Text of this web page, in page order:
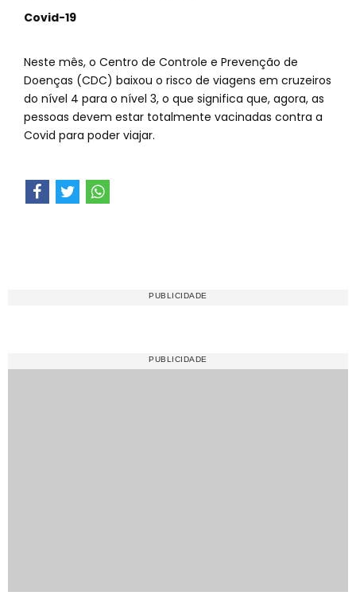
Covid-19
Neste mês, o Centro de Controle e Prevenção de
Doenças (CDC) baixou o risco de viagens em cruzeiros
do nível 4 para o nível 3, o que significa que, agora, as
pessoas devem estar totalmente vacinadas contra a
Covid para poder viajar.